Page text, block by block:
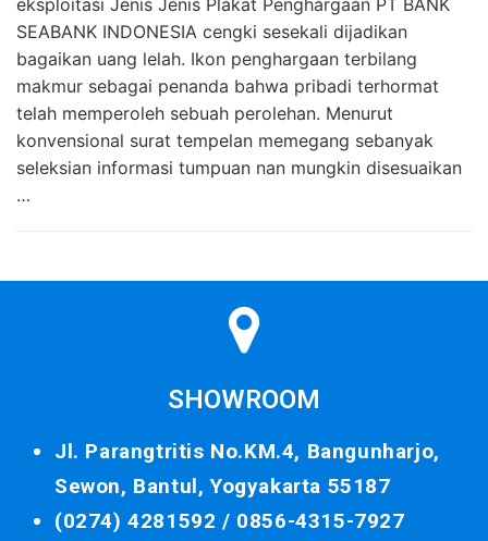
SEABANK INDONESIA cengki sesekali dijadikan
bagaikan uang lelah. Ikon penghargaan terbilang
makmur sebagai penanda bahwa pribadi terhormat
telah memperoleh sebuah perolehan. Menurut
konvensional surat tempelan memegang sebanyak
seleksian informasi tumpuan nan mungkin disesuaikan
…
SHOWROOM
Jl. Parangtritis No.KM.4, Bangunharjo,
Sewon, Bantul, Yogyakarta 55187
(0274) 4281592 / 0856-4315-7927